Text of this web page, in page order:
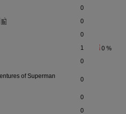
0
0
0
1 0 %
0
of Superman 0
0
0